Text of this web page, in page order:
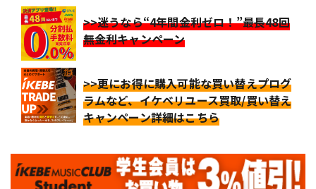
>>迷うなら“4年間金利ゼロ！”最長48回
無金利キャンペーン
>>更にお得に購入可能な買い替えプログ
ラムなど、イケベリユース買取/買い替え
キャンペーン詳細はこちら